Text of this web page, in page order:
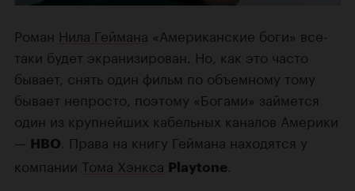
Роман Нила Геймана «Американские боги» все-
таки будет экранизирован. Но, как это часто
бывает, снять один фильм по объемному тому
бывает непросто, поэтому «Богами» займется
один из крупнейших кабельных каналов Америки
— HBO
. Права на книгу Геймана находятся у
компании Тома Хэнкса Playtone